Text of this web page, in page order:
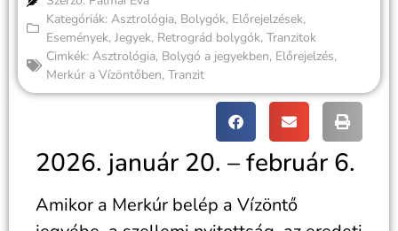
Kategóriák: Asztrológia, Bolygók, Előrejelzések,
Események, Jegyek, Retrográd bolygók, Tranzitok
Cimkék: Asztrológia, Bolygó a jegyekben, Előrejelzés,
Merkúr a Vízöntőben, Tranzit
2026. január 20. – február 6.
Amikor a Merkúr belép a Vízöntő